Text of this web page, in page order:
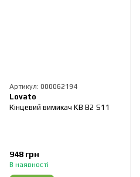
Артикул: 000062194
Lovato
Кінцевий вимикач KB B2 S11
948 грн
В наявності